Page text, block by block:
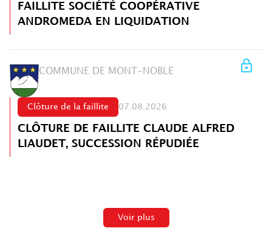
FAILLITE SOCIÉTÉ COOPÉRATIVE
ANDROMEDA EN LIQUIDATION
COMMUNE DE MONT-NOBLE
Clôture de la faillite 07.08.2026
CLÔTURE DE FAILLITE CLAUDE ALFRED
LIAUDET, SUCCESSION RÉPUDIÉE
Voir plus